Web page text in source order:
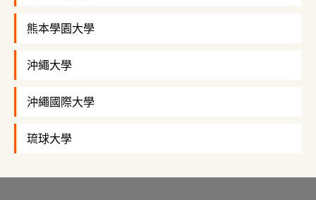
熊本學園大學
沖繩大學
沖繩國際大學
琉球大學